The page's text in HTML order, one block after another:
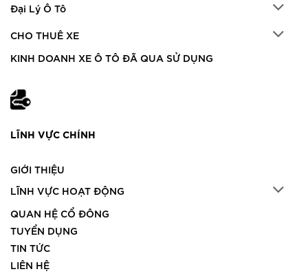
Đại Lý Ô Tô
CHO THUÊ XE
KINH DOANH XE Ô TÔ ĐÃ QUA SỬ DỤNG
LĨNH VỰC CHÍNH
GIỚI THIỆU
LĨNH VỰC HOẠT ĐỘNG
QUAN HỆ CỔ ĐÔNG
TUYỂN DỤNG
TIN TỨC
LIÊN HỆ